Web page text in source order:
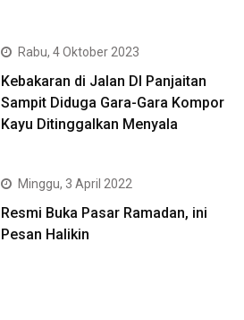
Rabu, 4 Oktober 2023
Kebakaran di Jalan DI Panjaitan
Sampit Diduga Gara-Gara Kompor
Kayu Ditinggalkan Menyala
Minggu, 3 April 2022
Resmi Buka Pasar Ramadan, ini
Pesan Halikin